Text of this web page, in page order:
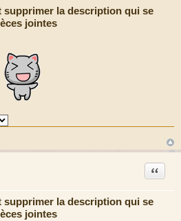
supprimer la description qui se
jointes
supprimer la description qui se
jointes
Citation